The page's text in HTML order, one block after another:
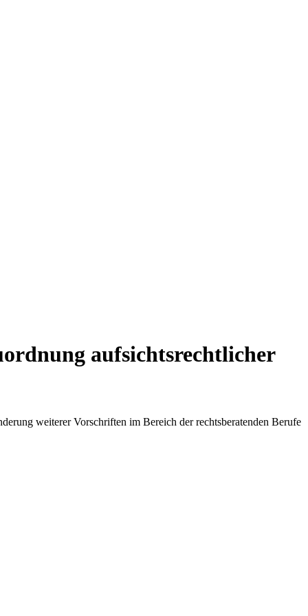
aufsichtsrechtlicher
weiterer Vorschriften im Bereich der rechtsberatenden Berufe